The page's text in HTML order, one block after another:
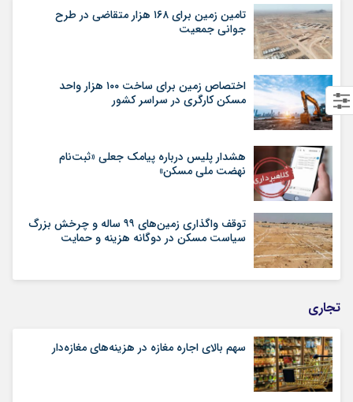
تامین زمین برای ۱۶۸ هزار متقاضی در طرح
جوانی جمعیت
اختصاص زمین برای ساخت ۱۰۰ هزار واحد
مسکن کارگری در سراسر کشور
هشدار پلیس درباره پیامک جعلی «ثبت‌نام
نهضت ملی مسکن»
توقف واگذاری زمین‌های ۹۹ ساله و چرخش بزرگ
سیاست مسکن در دوگانه هزینه و حمایت
تجاری
سهم بالای اجاره‌‌ مغازه در هزینه‌‌های مغازه‌‌دار